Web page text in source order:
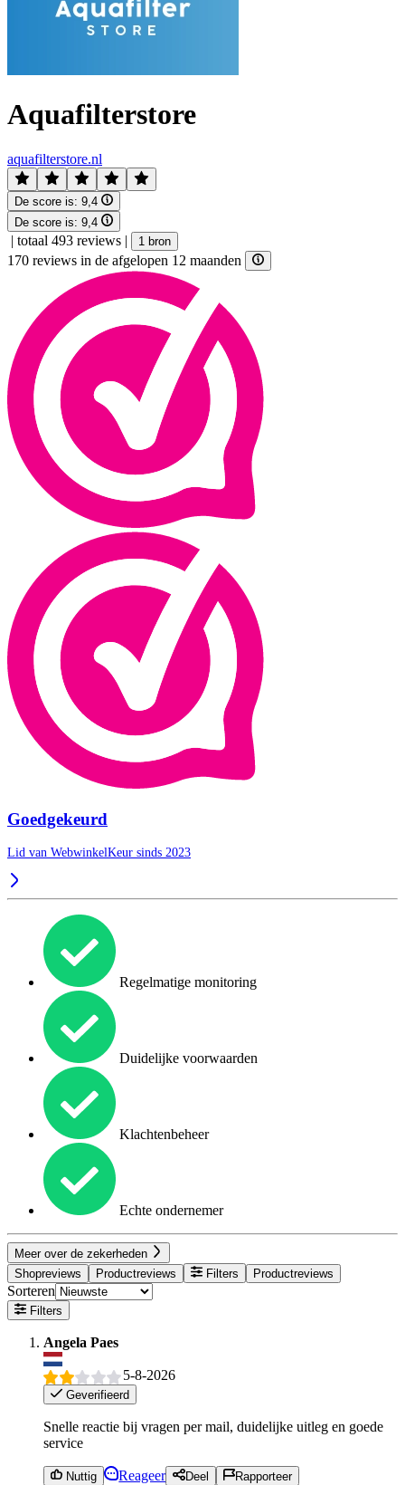
Aquafilterstore
aquafilterstore.nl
De score is: 9,4
De score is: 9,4
| totaal 493 reviews | 1 bron
170 reviews in de afgelopen 12 maanden
Goedgekeurd
Lid van WebwinkelKeur sinds 2023
Regelmatige monitoring
Duidelijke voorwaarden
Klachtenbeheer
Echte ondernemer
Meer over de zekerheden
Shopreviews
Productreviews Filters Productreviews
Sorteren
Filters
Angela Paes
5-8-2026
Geverifieerd
Snelle reactie bij vragen per mail, duidelijke uitleg en goede
service
Nuttig Reageer Deel Rapporteer